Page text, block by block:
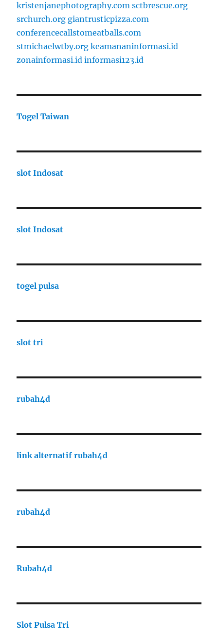
kristenjanephotography.com sctbrescue.org
srchurch.org giantrusticpizza.com
conferencecallstomeatballs.com
stmichaelwtby.org keamananinformasi.id
zonainformasi.id informasi123.id
Togel Taiwan
slot Indosat
slot Indosat
togel pulsa
slot tri
rubah4d
link alternatif rubah4d
rubah4d
Rubah4d
Slot Pulsa Tri